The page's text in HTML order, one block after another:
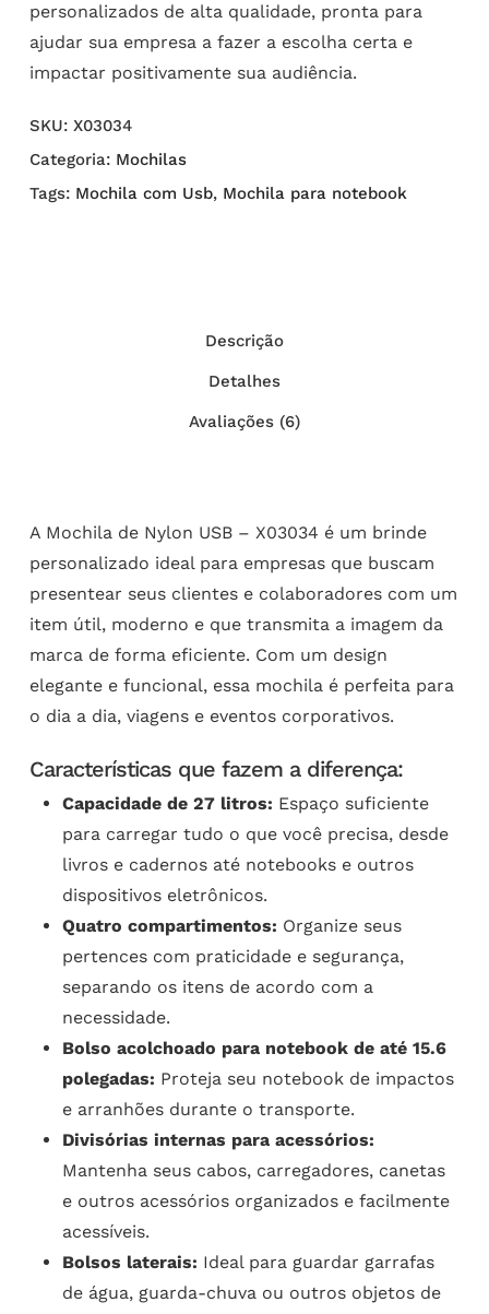
personalizados de alta qualidade, pronta para
ajudar sua empresa a fazer a escolha certa e
impactar positivamente sua audiência.
SKU: X03034
Categoria: Mochilas
Tags: Mochila com Usb, Mochila para notebook
Descrição
Detalhes
Avaliações (6)
A Mochila de Nylon USB – X03034 é um brinde
personalizado ideal para empresas que buscam
presentear seus clientes e colaboradores com um
item útil, moderno e que transmita a imagem da
marca de forma eficiente. Com um design
elegante e funcional, essa mochila é perfeita para
o dia a dia, viagens e eventos corporativos.
Características que fazem a diferença:
Capacidade de 27 litros: Espaço suficiente
para carregar tudo o que você precisa, desde
livros e cadernos até notebooks e outros
dispositivos eletrônicos.
Quatro compartimentos: Organize seus
pertences com praticidade e segurança,
separando os itens de acordo com a
necessidade.
Bolso acolchoado para notebook de até 15.6
polegadas: Proteja seu notebook de impactos
e arranhões durante o transporte.
Divisórias internas para acessórios:
Mantenha seus cabos, carregadores, canetas
e outros acessórios organizados e facilmente
acessíveis.
Bolsos laterais: Ideal para guardar garrafas
de água, guarda-chuva ou outros objetos de